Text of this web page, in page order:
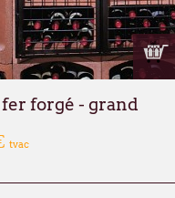
forgé - grand
tvac